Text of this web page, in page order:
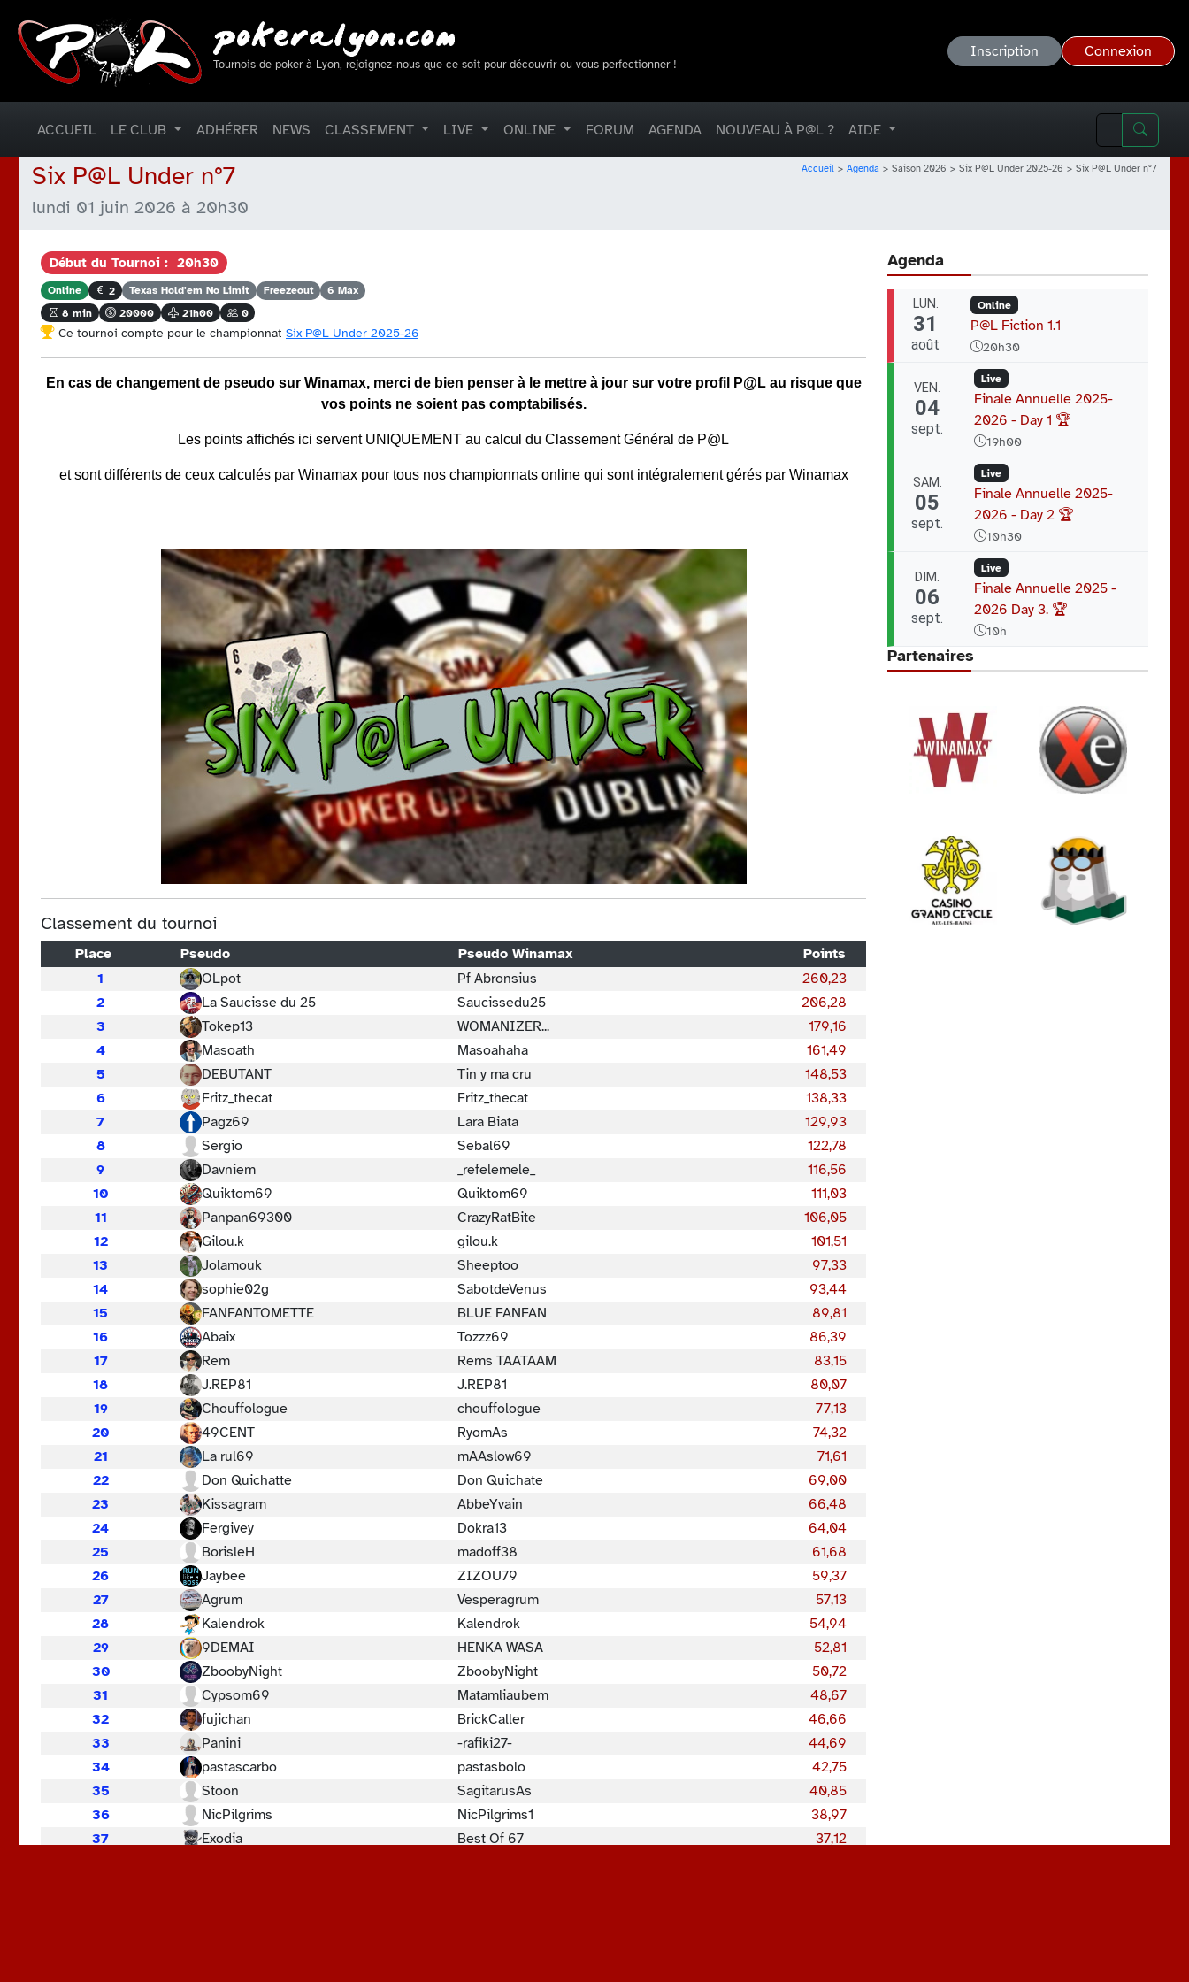
Tournois de poker à Lyon, rejoignez-nous que ce soit pour découvrir ou vous perfectionner !
Inscription Connexion
ACCUEIL LE CLUB ADHÉRER NEWS CLASSEMENT LIVE ONLINE FORUM AGENDA NOUVEAU À P@L ? AIDE
Six P@L Under n°7 Accueil Agenda Saison 2026 Six P@L Under 2025-26 Six P@L Under n°7
lundi 01 juin 2026 à 20h30
Début du Tournoi : 20h30
Online 2 Texas Hold'em No Limit Freezeout
6 Max
8 min
20000 21h00 0
Ce tournoi compte pour le championnat Six P@L Under 2025-26
En cas de changement de pseudo sur Winamax, merci de bien penser à le mettre à jour sur votre profil P@L au risque que
vos points ne soient pas comptabilisés.
Les points affichés ici servent UNIQUEMENT au calcul du Classement Général de P@L
et sont différents de ceux calculés par Winamax pour tous nos championnats online qui sont intégralement gérés par Winamax
Classement du tournoi
Place Pseudo Pseudo Winamax
Points
1
OLpot Pf Abronsius
260,23
2
La Saucisse du 25 Saucissedu25
206,28
3
Tokep13 WOMANIZER...
179,16
4
Masoath Masoahaha
161,49
5
DEBUTANT Tin y ma cru
148,53
6
Fritz_thecat Fritz_thecat
138,33
7
Pagz69 Lara Biata
129,93
8
Sergio Sebal69
122,78
9
Davniem _refelemele_
116,56
10
Quiktom69 Quiktom69
111,03
11
Panpan69300 CrazyRatBite
106,05
12
Gilou.k gilou.k
101,51
13
Jolamouk Sheeptoo
97,33
14
sophie02g SabotdeVenus
93,44
15
FANFANTOMETTE BLUE FANFAN
89,81
16
Abaix Tozzz69
86,39
17
Rem Rems TAATAAM
83,15
18
J.REP81 J.REP81
80,07
19
Chouffologue chouffologue
77,13
20
49CENT RyomAs
74,32
21
La rul69 mAAslow69
71,61
22
Don Quichatte Don Quichate
69,00
23
Kissagram AbbeYvain
66,48
24
Fergivey Dokra13
64,04
25
BorisleH madoff38
61,68
26
Jaybee ZIZOU79
59,37
27
Agrum Vesperagrum
57,13
28
Kalendrok Kalendrok
54,94
29
9DEMAI HENKA WASA
52,81
30
ZboobyNight ZboobyNight
50,72
31
Cypsom69 Matamliaubem
48,67
32
fujichan BrickCaller
46,66
33
Panini -rafiki27-
44,69
34
pastascarbo pastasbolo
42,75
35
Stoon SagitarusAs
40,85
36
NicPilgrims NicPilgrims1
38,97
37
Exodia Best Of 67
37,12
Agenda
LUN.
31
août
Online
P@L Fiction 1.1
20h30
VEN.
04
sept.
Live
Finale Annuelle 2025-
2026 - Day 1 🏆
19h00
SAM.
05
sept.
Live
Finale Annuelle 2025-
2026 - Day 2 🏆
10h30
DIM.
06
sept.
Live
Finale Annuelle 2025 -
2026 Day 3. 🏆
10h
Partenaires